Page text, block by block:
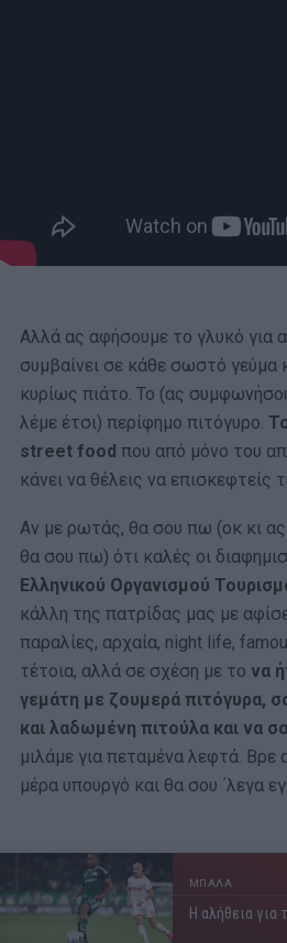
Αλλά ας αφήσουμε το γλυκό για
συμβαίνει σε κάθε σωστό γεύμα
κυρίως πιάτο. Το (ας
λέμε έτσι) περίφημο πιτόγυρο.
street food που από μόνο του
κάνει να θέλεις να επισκεφτείς
Αν με ρωτάς, θα σου πω (οκ κι
θα σου πω) ότι καλές οι
Ελληνικού Οργανισμού
κάλλη της πατρίδας μας με
παραλίες, αρχαία, night life,
τέτοια, αλλά σε σχέση με το να
γεμάτη με ζουμερά πιτόγυρα,
και λαδωμένη πιτούλα και να
μιλάμε για πεταμένα λεφτά. Βρε
μέρα υπουργό και θα σου ΄λεγα
ΜΠΑΛΑ
Η αλήθεια για